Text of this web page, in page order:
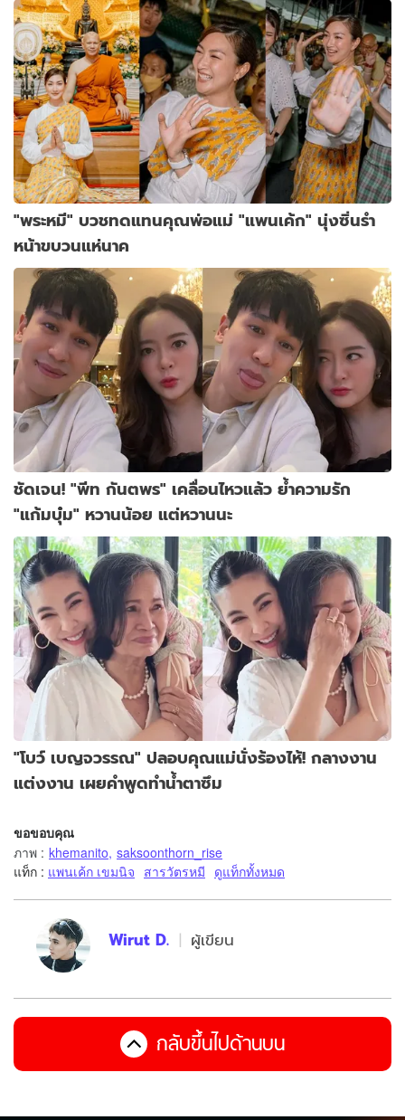
"พระหมี" บวชทดแทนคุณพ่อแม่ "แพนเค้ก" นุ่งซิ่นรำ
หน้าขบวนแห่นาค
ชัดเจน! "พีท กันตพร" เคลื่อนไหวแล้ว ย้ำความรัก
"แก้มบุ๋ม" หวานน้อย แต่หวานนะ
"โบว์ เบญจวรรณ" ปลอบคุณแม่นั่งร้องไห้! กลางงาน
แต่งงาน เผยคำพูดทำน้ำตาซึม
ขอขอบคุณ
ภาพ : khemanito, saksoonthorn_rise
แท็ก : แพนเค้ก เขมนิจ สารวัตรหมี ดูแท็กทั้งหมด
Wirut D. ผู้เขียน
กลับขึ้นไปด้านบน